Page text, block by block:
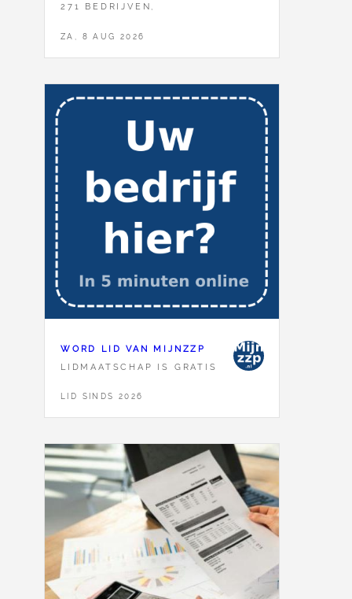
271 BEDRIJVEN,
ZA, 8 AUG 2026
WORD LID VAN MIJNZZP
LIDMAATSCHAP IS GRATIS
LID SINDS 2026